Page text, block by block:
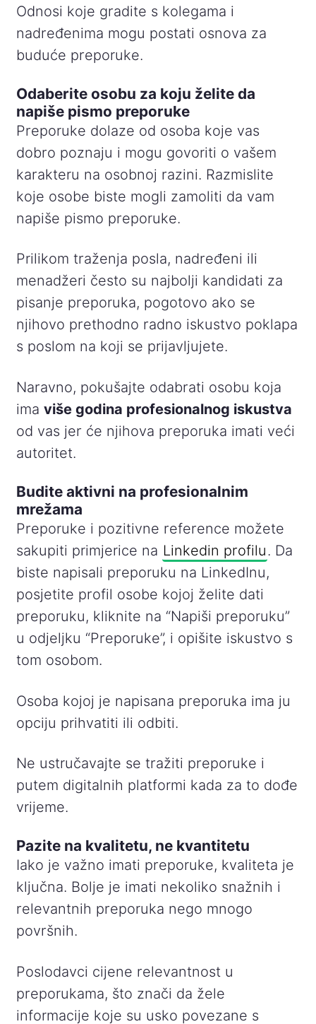
Odnosi koje gradite s kolegama i
nadređenima mogu postati osnova za
buduće preporuke.
Odaberite osobu za koju želite da
napiše pismo preporuke
Preporuke dolaze od osoba koje vas
dobro poznaju i mogu govoriti o vašem
karakteru na osobnoj razini. Razmislite
koje osobe biste mogli zamoliti da vam
napiše pismo preporuke.
Prilikom traženja posla, nadređeni ili
menadžeri često su najbolji kandidati za
pisanje preporuka, pogotovo ako se
njihovo prethodno radno iskustvo poklapa
s poslom na koji se prijavljujete.
Naravno, pokušajte odabrati osobu koja
ima više godina profesionalnog iskustva
od vas jer će njihova preporuka imati veći
autoritet.
Budite aktivni na profesionalnim
mrežama
Preporuke i pozitivne reference možete
sakupiti primjerice na Linkedin profilu. Da
biste napisali preporuku na LinkedInu,
posjetite profil osobe kojoj želite dati
preporuku, kliknite na “Napiši preporuku”
u odjeljku “Preporuke”, i opišite iskustvo s
tom osobom.
Osoba kojoj je napisana preporuka ima ju
opciju prihvatiti ili odbiti.
Ne ustručavajte se tražiti preporuke i
putem digitalnih platformi kada za to dođe
vrijeme.
Pazite na kvalitetu, ne kvantitetu
Iako je važno imati preporuke, kvaliteta je
ključna. Bolje je imati nekoliko snažnih i
relevantnih preporuka nego mnogo
površnih.
Poslodavci cijene relevantnost u
preporukama, što znači da žele
informacije koje su usko povezane s